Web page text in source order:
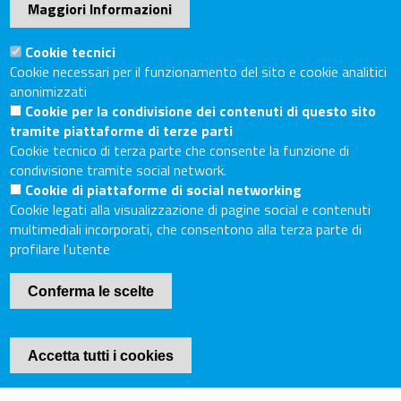
Siena
Tel. Sede Legale: 0575/3030
Tel. Sede Secondaria: 0577/202511
C.F./P.IVA: 02326130511
Codice Univoco UF6UWY
PECcciaa.arezzosiena@as.legalmail.camcom.it
Sito web
Accesso riservato
Linee guida pubblicazione di atti e documenti
Accessibilità
Mappa del sito
Piè
di
Cookie Policy
Maggiori Informazioni
Cookie tecnici
Cookie necessari per il funzionamento del sito e cookie analitici
anonimizzati
Cookie per la condivisione dei contenuti di questo sito
tramite piattaforme di terze parti
Cookie tecnico di terza parte che consente la funzione di
condivisione tramite social network.
Cookie di piattaforme di social networking
Cookie legati alla visualizzazione di pagine social e contenuti
multimediali incorporati, che consentono alla terza parte di
profilare l'utente
Conferma le scelte
Accetta tutti i cookies